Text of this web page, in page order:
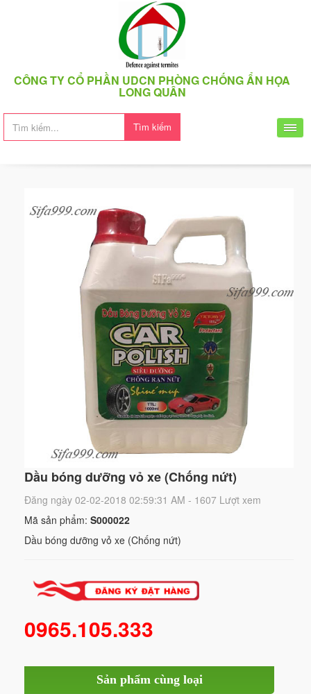
CÔNG TY CỔ PHẦN UDCN PHÒNG CHỐNG ẨN HỌA
LONG QUÂN
Tìm kiếm
Dầu bóng dưỡng vỏ xe (Chống nứt)
Đăng ngày 02-02-2018 02:59:31 AM - 1607 Lượt xem
Mã sản phẩm: S000022
Dầu bóng dưỡng vỏ xe (Chống nứt)
0965.105.333
Sản phẩm cùng loại